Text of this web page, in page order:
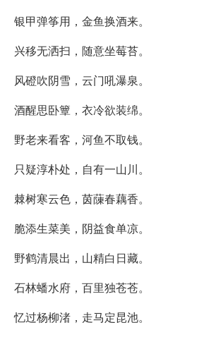
银甲弹筝用，金鱼换酒来。
兴移无洒扫，随意坐莓苔。
风磴吹阴雪，云门吼瀑泉。
酒醒思卧簟，衣冷欲装绵。
野老来看客，河鱼不取钱。
只疑淳朴处，自有一山川。
棘树寒云色，茵蔯春藕香。
脆添生菜美，阴益食单凉。
野鹤清晨出，山精白日藏。
石林蟠水府，百里独苍苍。
忆过杨柳渚，走马定昆池。